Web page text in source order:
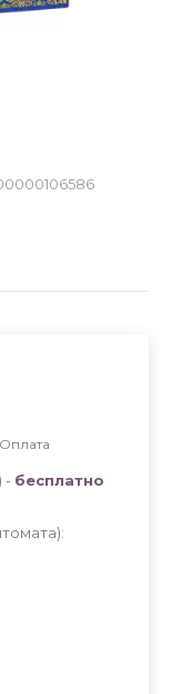
Оплата
- бесплатно